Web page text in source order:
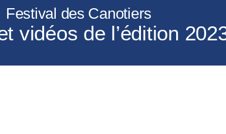
Festival des Canotiers
vidéos de l’édition